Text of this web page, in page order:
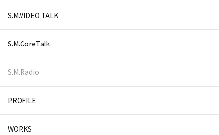
S.M.VIDEO TALK
S.M.CoreTalk
S.M.Radio
PROFILE
WORKS